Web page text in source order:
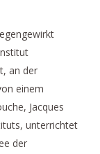
an der
einem
Jacques
unterrichtet
der